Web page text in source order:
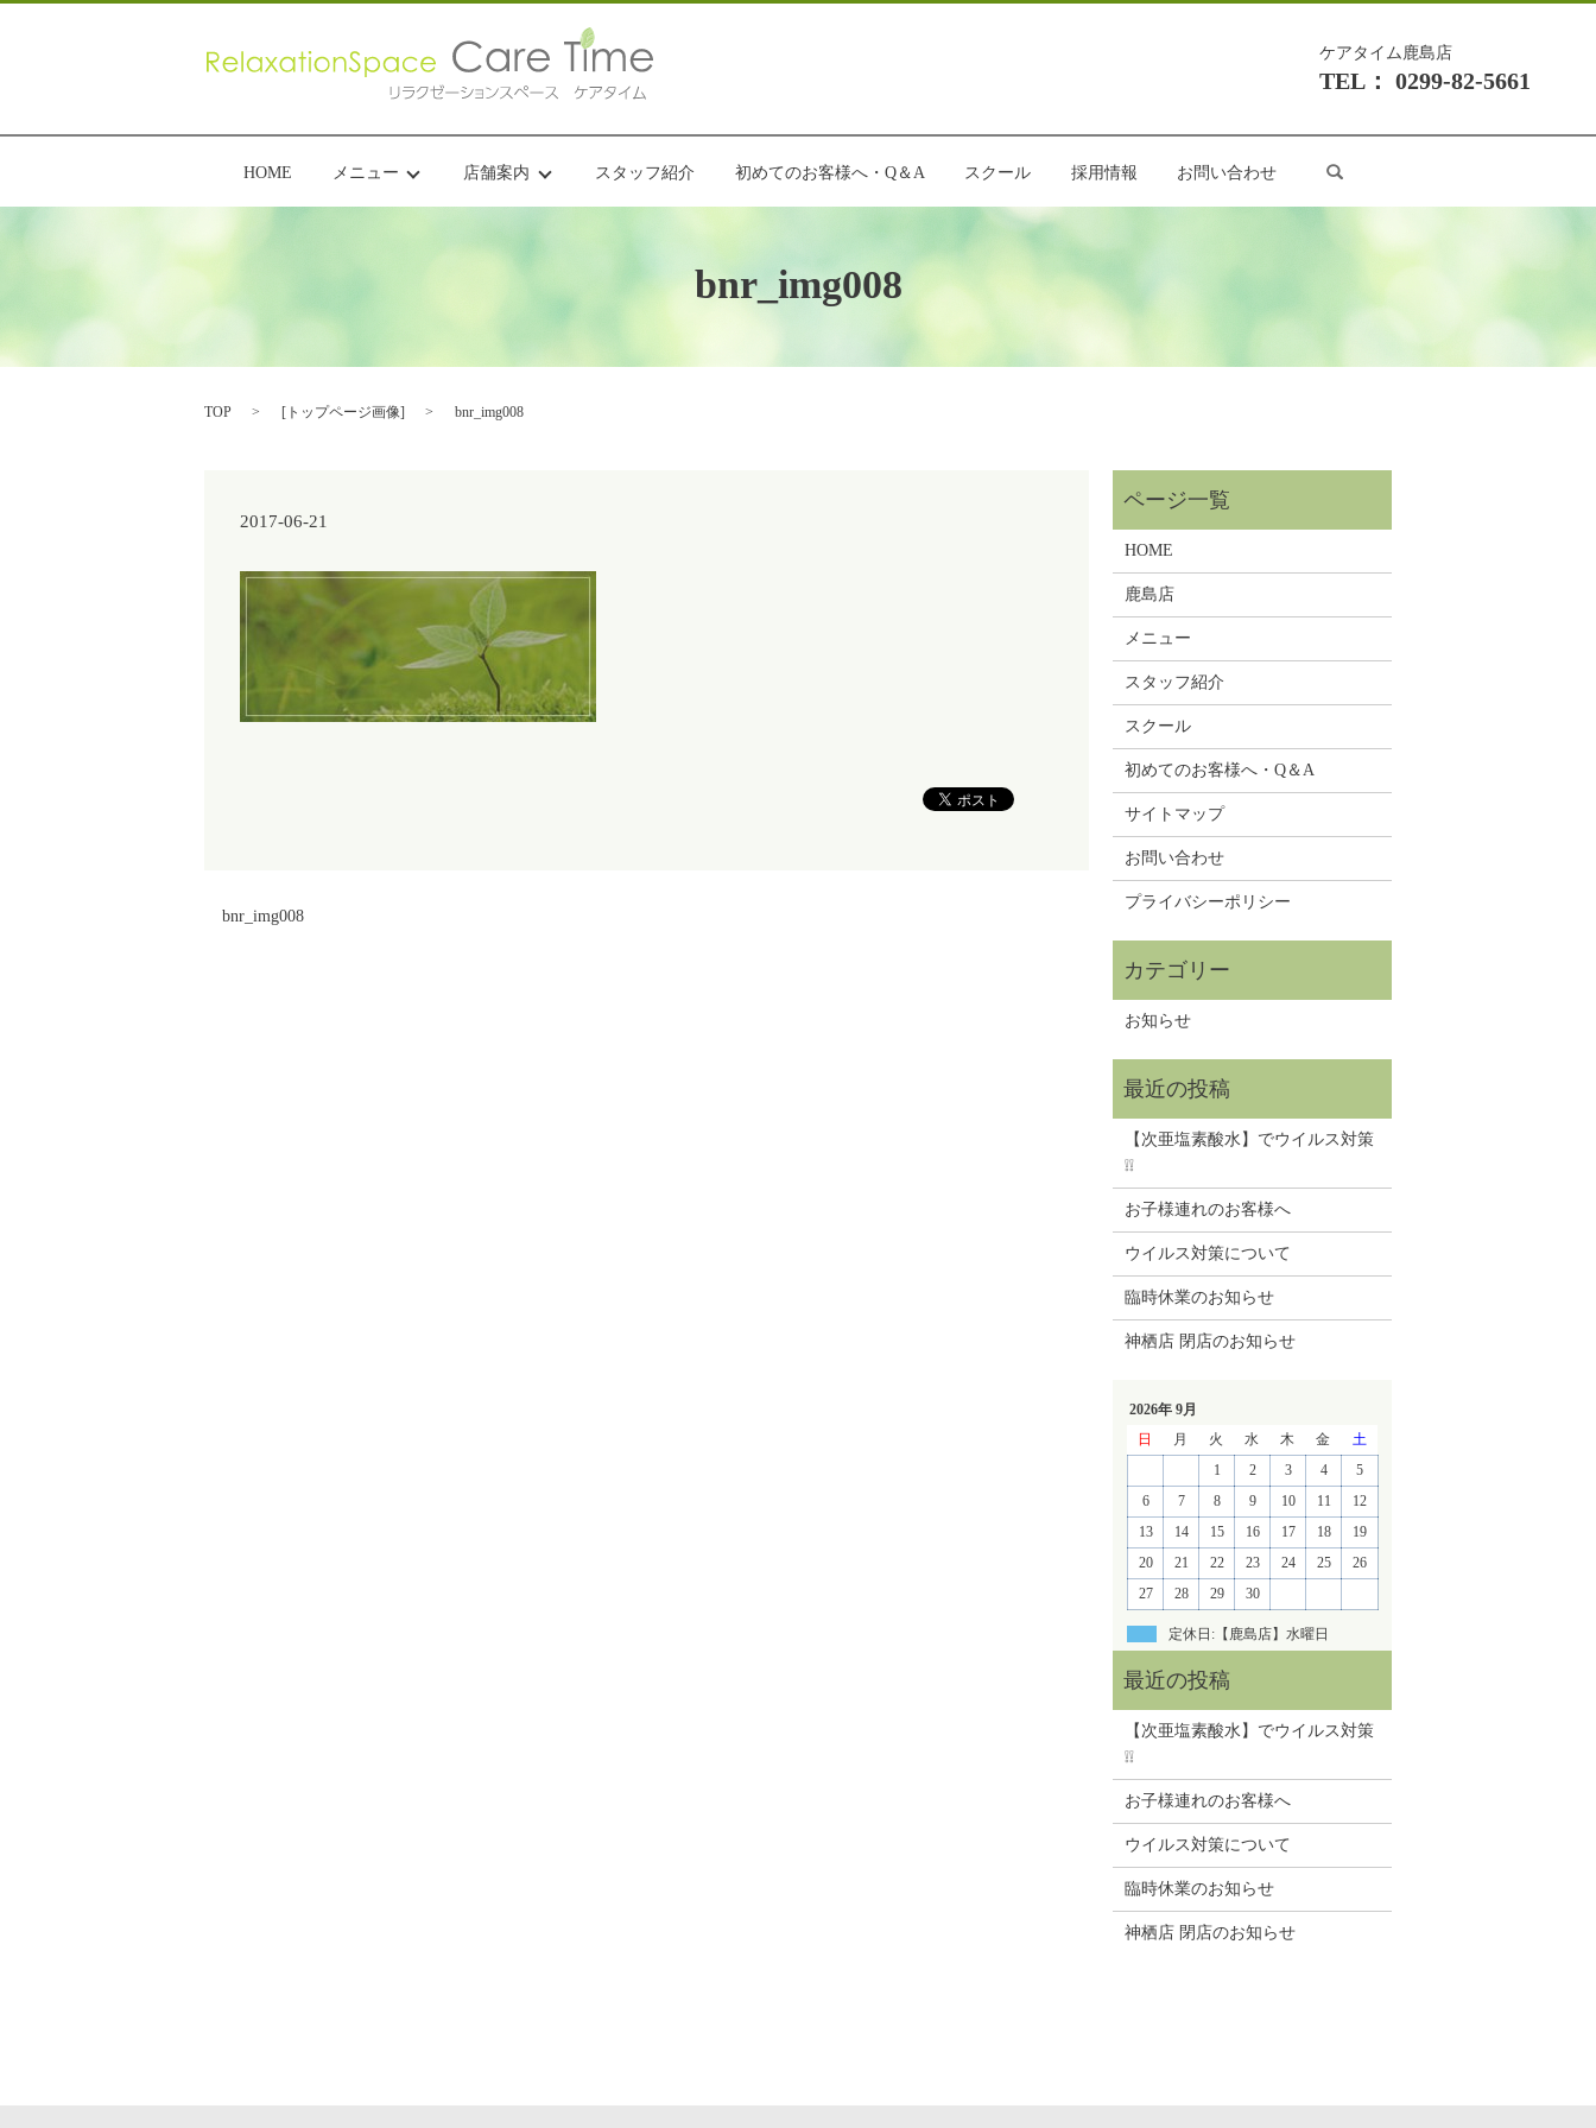
ケアタイム鹿島店
TEL： 0299-82-5661
HOME メニュー 店舗案内 スタッフ紹介 初めてのお客様へ・Q＆A スクール 採用情報 お問い合わせ
bnr_img008
TOP [ トップページ画像] bnr_img008
2017-06-21
bnr_img008
HOME
鹿島店
メニュー
スタッフ紹介
スクール
初めてのお客様へ・Q＆A
サイトマップ
お問い合わせ
プライバシーポリシー
お知らせ
【次亜塩素酸水】でウイルス対策
❕❕
お子様連れのお客様へ
ウイルス対策について
臨時休業のお知らせ
神栖店 閉店のお知らせ
2026年 9月
日
月 火 水 木 金
土
1
2 3 4
5
6
7 8 9 10 11
12
13
14 15 16 17 18
19
20
21 22 23 24 25
26
27
28 29 30
定休日:【鹿島店】水曜日
【次亜塩素酸水】でウイルス対策
❕❕
お子様連れのお客様へ
ウイルス対策について
臨時休業のお知らせ
神栖店 閉店のお知らせ